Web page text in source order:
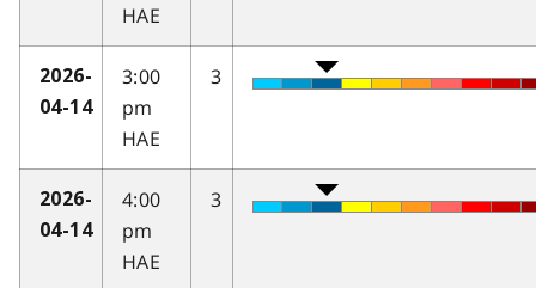
HAE
2026-
04-14
3:00
pm
HAE
3
2026-
04-14
4:00
pm
HAE
3